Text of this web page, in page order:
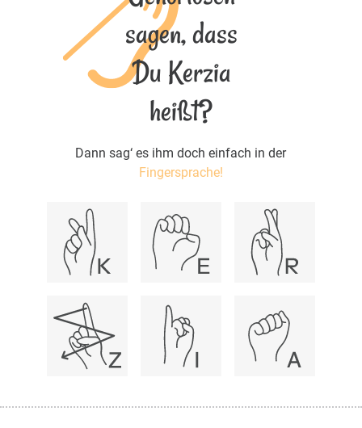
sagen, dass
Du Kerzia
heißt?
Dann sag‘ es ihm doch einfach in der
Fingersprache!